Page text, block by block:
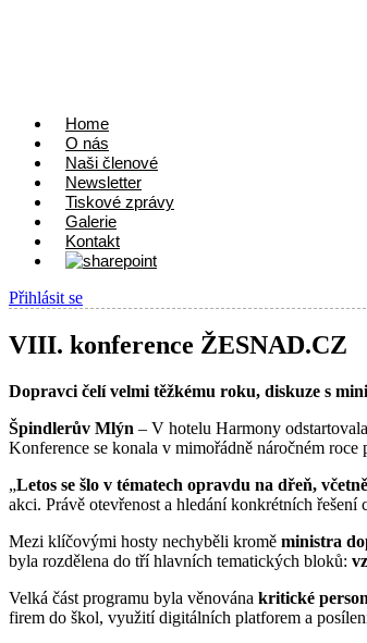
Home
O nás
Naši členové
Newsletter
Tiskové zprávy
Galerie
Kontakt
Přihlásit se
VIII. konference ŽESNAD.CZ
Dopravci čelí velmi těžkému roku, diskuze s
Špindlerův Mlýn – V hotelu Harmony
Konference se konala v mimořádně náročném
„Letos se šlo v tématech opravdu na dřeň,
akci. Právě otevřenost a hledání konkrétních řešení
Mezi klíčovými hosty nechyběli kromě ministra
byla rozdělena do tří hlavních tematických bloků:
Velká část programu byla věnována kritické
firem do škol, využití digitálních platforem a